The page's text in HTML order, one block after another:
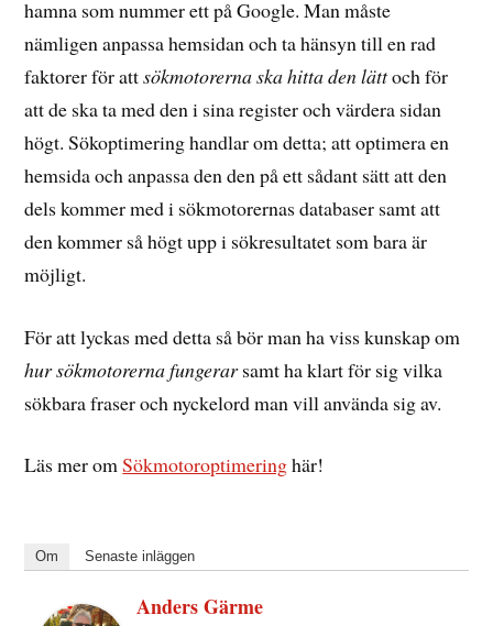
hamna som nummer ett på Google. Man måste
nämligen anpassa hemsidan och ta hänsyn till en rad
faktorer för attsökmotorerna ska hitta den lättoch för
att de ska ta med den i sina register och värdera sidan
högt. Sökoptimering handlar om detta; att optimera en
hemsida och anpassa den den på ett sådant sätt att den
dels kommer med i sökmotorernas databaser samt att
den kommer så högt upp i sökresultatet som bara är
möjligt.
För att lyckas med detta så bör man ha viss kunskap om
hur sökmotorerna fungerarsamt ha klart för sig vilka
sökbara fraser och nyckelord man vill använda sig av.
Läs mer omSökmotoroptimeringhär!
Om Senaste inläggen
Anders Gärme